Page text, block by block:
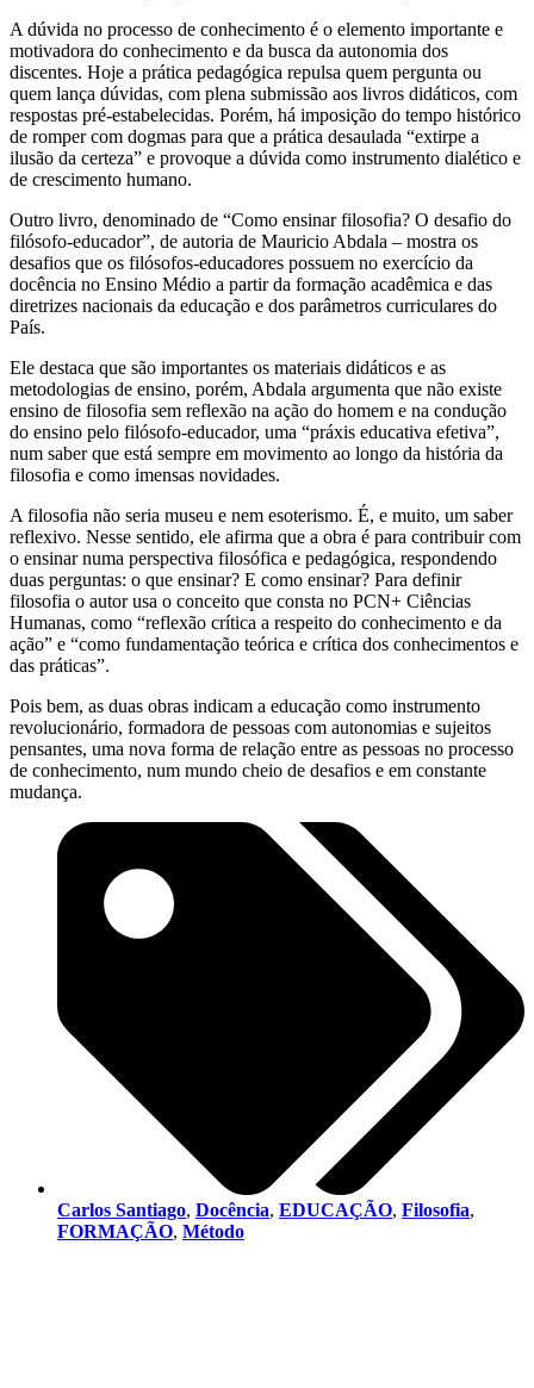
A dúvida no processo de conhecimento é o elemento importante e
motivadora do conhecimento e da busca da autonomia dos
discentes. Hoje a prática pedagógica repulsa quem pergunta ou
quem lança dúvidas, com plena submissão aos livros didáticos, com
respostas pré-estabelecidas. Porém, há imposição do tempo histórico
de romper com dogmas para que a prática desaulada “extirpe a
ilusão da certeza” e provoque a dúvida como instrumento dialético e
de crescimento humano.
Outro livro, denominado de “Como ensinar filosofia? O desafio do
filósofo-educador”, de autoria de Mauricio Abdala – mostra os
desafios que os filósofos-educadores possuem no exercício da
docência no Ensino Médio a partir da formação acadêmica e das
diretrizes nacionais da educação e dos parâmetros curriculares do
País.
Ele destaca que são importantes os materiais didáticos e as
metodologias de ensino, porém, Abdala argumenta que não existe
ensino de filosofia sem reflexão na ação do homem e na condução
do ensino pelo filósofo-educador, uma “práxis educativa efetiva”,
num saber que está sempre em movimento ao longo da história da
filosofia e como imensas novidades.
A filosofia não seria museu e nem esoterismo. É, e muito, um saber
reflexivo. Nesse sentido, ele afirma que a obra é para contribuir com
o ensinar numa perspectiva filosófica e pedagógica, respondendo
duas perguntas: o que ensinar? E como ensinar? Para definir
filosofia o autor usa o conceito que consta no PCN+ Ciências
Humanas, como “reflexão crítica a respeito do conhecimento e da
ação” e “como fundamentação teórica e crítica dos conhecimentos e
das práticas”.
Pois bem, as duas obras indicam a educação como instrumento
revolucionário, formadora de pessoas com autonomias e sujeitos
pensantes, uma nova forma de relação entre as pessoas no processo
de conhecimento, num mundo cheio de desafios e em constante
mudança.
Carlos Santiago, Docência, EDUCAÇÃO, Filosofia,
FORMAÇÃO, Método